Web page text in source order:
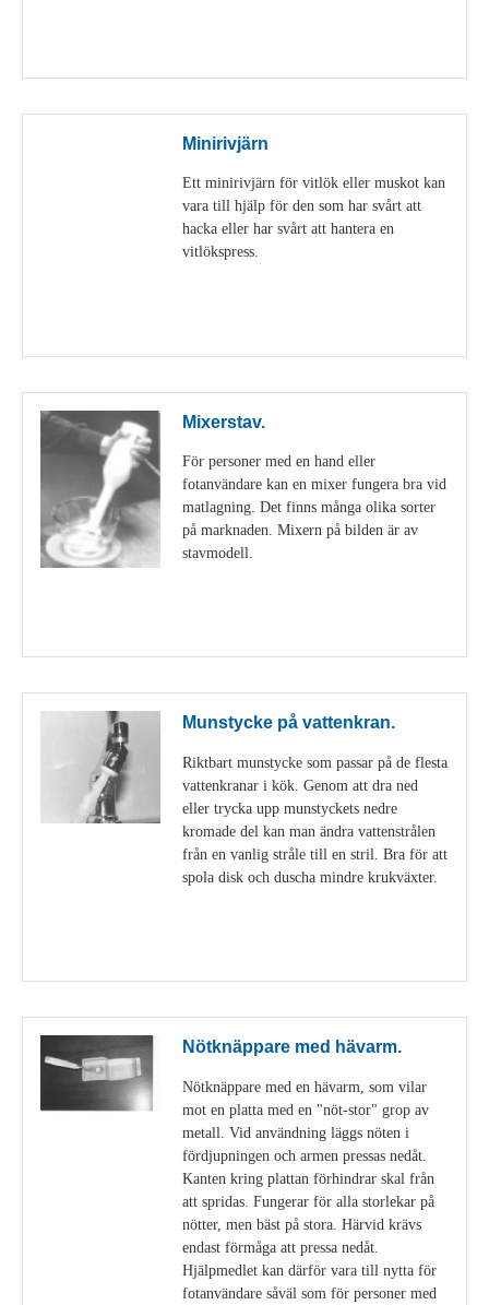
Minirivjärn
Ett minirivjärn för vitlök eller muskot kan
vara till hjälp för den som har svårt att
hacka eller har svårt att hantera en
vitlökspress.
Mixerstav.
För personer med en hand eller
fotanvändare kan en mixer fungera bra vid
matlagning. Det finns många olika sorter
på marknaden. Mixern på bilden är av
stavmodell.
Munstycke på vattenkran.
Riktbart munstycke som passar på de flesta
vattenkranar i kök. Genom att dra ned
eller trycka upp munstyckets nedre
kromade del kan man ändra vattenstrålen
från en vanlig stråle till en stril. Bra för att
spola disk och duscha mindre krukväxter.
Nötknäppare med hävarm.
Nötknäppare med en hävarm, som vilar
mot en platta med en "nöt-stor" grop av
metall. Vid användning läggs nöten i
fördjupningen och armen pressas nedåt.
Kanten kring plattan förhindrar skal från
att spridas. Fungerar för alla storlekar på
nötter, men bäst på stora. Härvid krävs
endast förmåga att pressa nedåt.
Hjälpmedlet kan därför vara till nytta för
fotanvändare såväl som för personer med